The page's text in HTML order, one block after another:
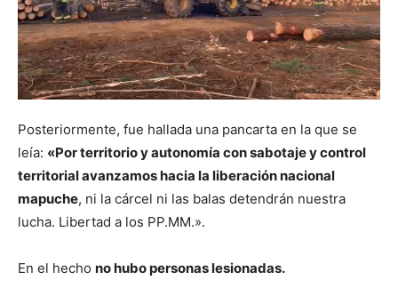
Posteriormente, fue hallada una pancarta en la que se
leía: «Por territorio y autonomía con sabotaje y control
territorial avanzamos hacia la liberación nacional
mapuche, ni la cárcel ni las balas detendrán nuestra
lucha. Libertad a los PP.MM.».
En el hecho no hubo personas lesionadas.